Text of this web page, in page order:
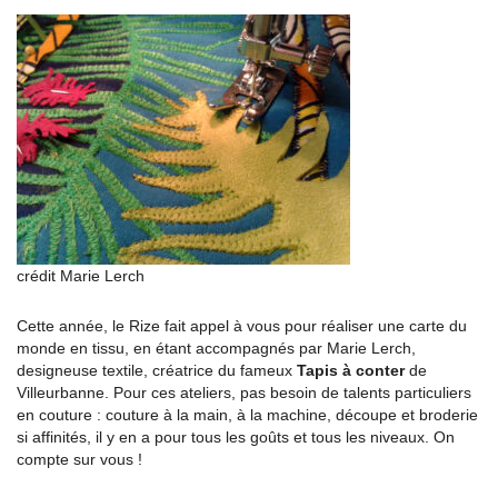
crédit Marie Lerch
Cette année, le Rize fait appel à vous pour réaliser une carte du
monde en tissu, en étant accompagnés par Marie Lerch,
designeuse textile, créatrice du fameux Tapis à conterde
Villeurbanne. Pour ces ateliers, pas besoin de talents particuliers
en couture : couture à la main, à la machine, découpe et broderie
si affinités, il y en a pour tous les goûts et tous les niveaux. On
compte sur vous !